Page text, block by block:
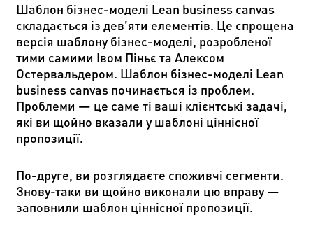
Шаблон бізнес-моделі Lean business canvas
складається із дев’яти елементів. Це спрощена
версія шаблону бізнес-моделі, розробленої
тими самими Івом Піньє та Алексом
Остервальдером. Шаблон бізнес-моделі Lean
business canvas починається із проблем.
Проблеми — це саме ті ваші клієнтські задачі,
які ви щойно вказали у шаблоні ціннісної
пропозиції.
По-друге, ви розглядаєте споживчі сегменти.
Знову-таки ви щойно виконали цю вправу —
заповнили шаблон ціннісної пропозиції.